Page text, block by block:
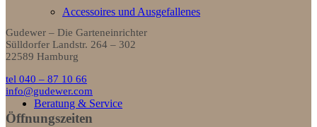
Accessoires und Ausgefallenes
Beratung & Service
Gudewer – Die Garteneinrichter
Sülldorfer Landstr. 264 – 302
22589 Hamburg
tel 040 – 87 10 66
info@gudewer.com
Öffnungszeiten